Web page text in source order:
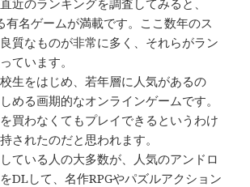
有名ゲームが満載です。ここ数年のス
質なものが非常に多く、それらがラン
ています。
生をはじめ、若年層に人気があるの
める画期的なオンラインゲームです。
買わなくてもプレイできるというわけ
されたのだと思われます。
ている人の大多数が、人気のアンドロ
DLして、名作RPGやパズルアクション